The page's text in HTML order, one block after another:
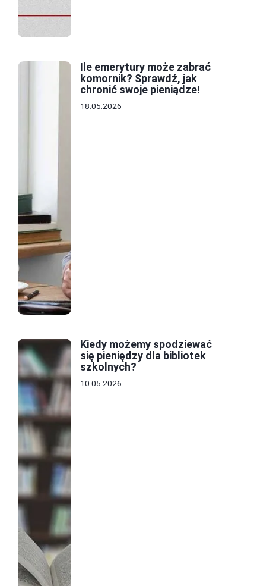
Ile emerytury może zabrać
komornik? Sprawdź, jak
chronić swoje pieniądze!
18.05.2026
Kiedy możemy spodziewać
się pieniędzy dla bibliotek
szkolnych?
10.05.2026